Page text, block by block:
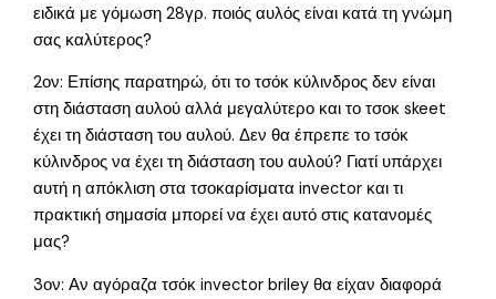
ειδικά με γόμωση 28γρ. ποιός αυλός είναι κατά τη γνώμη
σας καλύτερος?
2ον: Επίσης παρατηρώ, ότι το τσόκ κύλινδρος δεν είναι
στη διάσταση αυλού αλλά μεγαλύτερο και το τσοκ skeet
έχει τη διάσταση του αυλού. Δεν θα έπρεπε το τσόκ
κύλινδρος να έχει τη διάσταση του αυλού? Γιατί υπάρχει
αυτή η απόκλιση στα τσοκαρίσματα invector και τι
πρακτική σημασία μπορεί να έχει αυτό στις κατανομές
μας?
3ον: Αν αγόραζα τσόκ invector briley θα είχαν διαφορά